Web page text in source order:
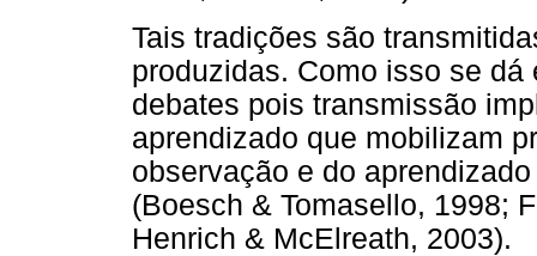
Tais tradições são
produzidas. Como isso se
debates pois transmissão
aprendizado que mobilizam
observação e do
(Boesch & Tomasello, 1998;
Henrich & McElreath, 2003).